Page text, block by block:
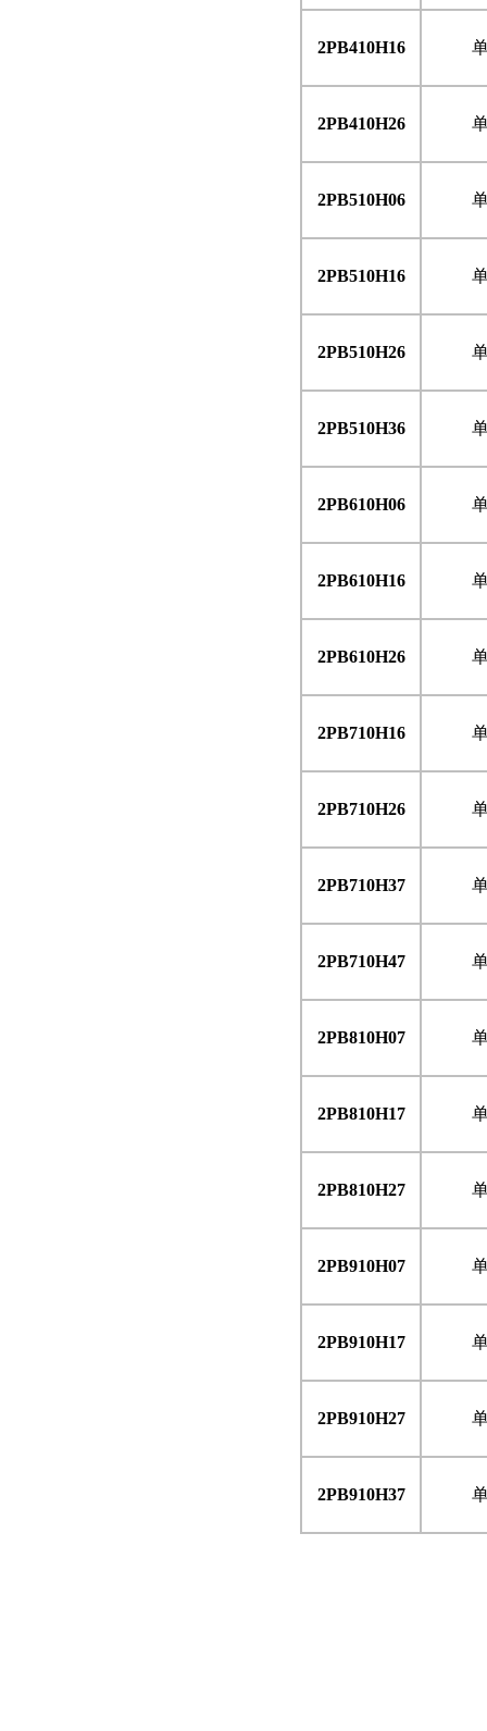
2PB410H16
2PB410H26
2PB510H06
2PB510H16
2PB510H26
2PB510H36
2PB610H06
2PB610H16
2PB610H26
2PB710H16
2PB710H26
2PB710H37
2PB710H47
2PB810H07
2PB810H17
2PB810H27
2PB910H07
2PB910H17
2PB910H27
2PB910H37